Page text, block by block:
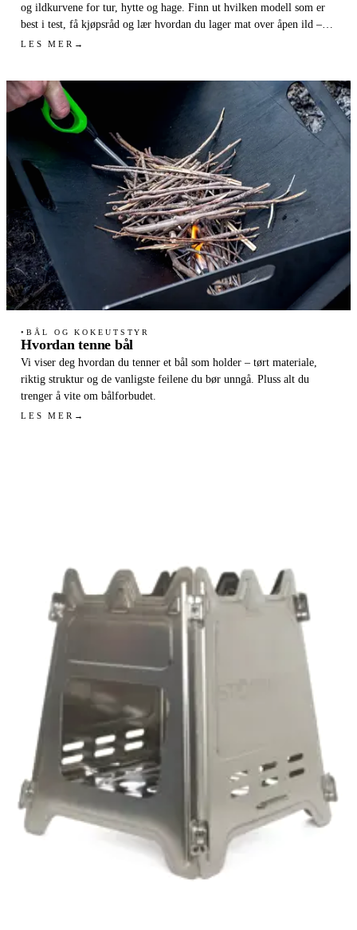
og ildkurvene for tur, hytte og hage. Finn ut hvilken modell som er
best i test, få kjøpsråd og lær hvordan du lager mat over åpen ild –
også under bålforbud.
LES MER →
● BÅL OG KOKEUTSTYR
Hvordan tenne bål
Vi viser deg hvordan du tenner et bål som holder – tørt materiale,
riktig struktur og de vanligste feilene du bør unngå. Pluss alt du
trenger å vite om bålforbudet.
LES MER →